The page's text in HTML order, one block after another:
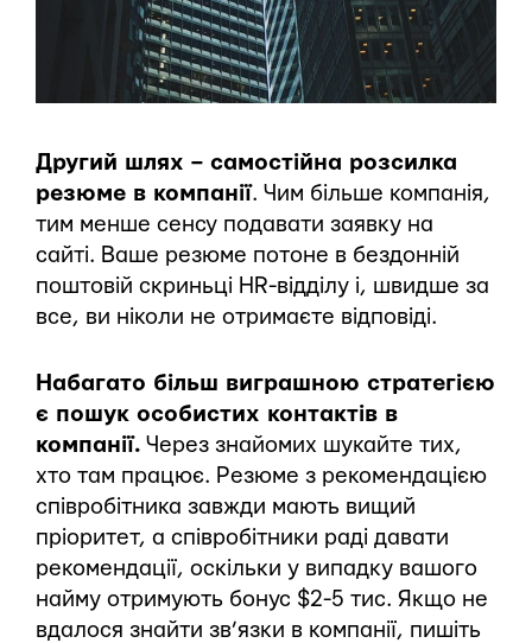
Другий шлях – самостійна розсилка
резюме в компанії. Чим більше компанія,
тим менше сенсу подавати заявку на
сайті. Ваше резюме потоне в бездонній
поштовій скриньці HR-відділу і, швидше за
все, ви ніколи не отримаєте відповіді.
Набагато більш виграшною стратегією
є пошук особистих контактів в
компанії. Через знайомих шукайте тих,
хто там працює. Резюме з рекомендацією
співробітника завжди мають вищий
пріоритет, а співробітники раді давати
рекомендації, оскільки у випадку вашого
найму отримують бонус $2-5 тис. Якщо не
вдалося знайти зв’язки в компанії, пишіть